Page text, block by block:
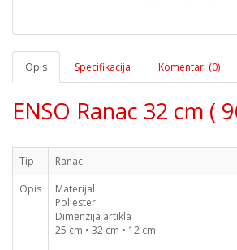
Opis Specifikacija Komentari (0)
ENSO Ranac 32 cm (
Tip
Ranac
Opis
Materijal
Poliester
Dimenzija artikla
25 cm • 32 cm • 12 cm